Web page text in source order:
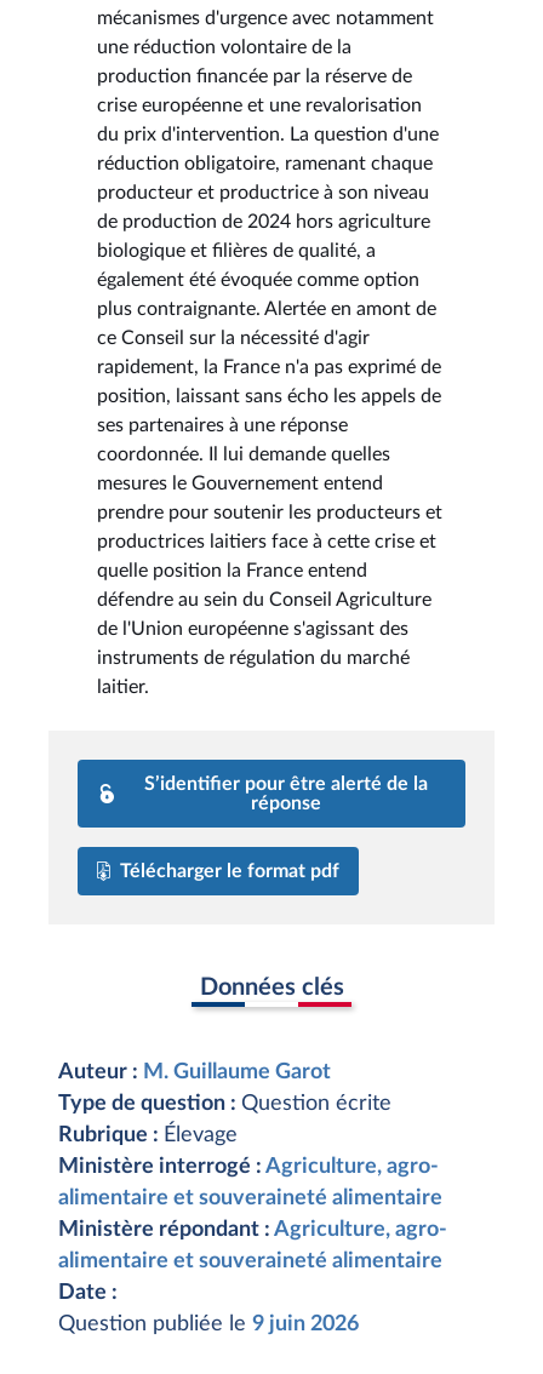
mécanismes d'urgence avec notamment
une réduction volontaire de la
production financée par la réserve de
crise européenne et une revalorisation
du prix d'intervention. La question d'une
réduction obligatoire, ramenant chaque
producteur et productrice à son niveau
de production de 2024 hors agriculture
biologique et filières de qualité, a
également été évoquée comme option
plus contraignante. Alertée en amont de
ce Conseil sur la nécessité d'agir
rapidement, la France n'a pas exprimé de
position, laissant sans écho les appels de
ses partenaires à une réponse
coordonnée. Il lui demande quelles
mesures le Gouvernement entend
prendre pour soutenir les producteurs et
productrices laitiers face à cette crise et
quelle position la France entend
défendre au sein du Conseil Agriculture
de l'Union européenne s'agissant des
instruments de régulation du marché
laitier.
S’identifier pour être alerté de la
réponse
Télécharger le format pdf
Données clés
Auteur : M. Guillaume Garot
Type de question : Question écrite
Rubrique : Élevage
Ministère interrogé : Agriculture, agro-
alimentaire et souveraineté alimentaire
Ministère répondant : Agriculture, agro-
alimentaire et souveraineté alimentaire
Date :
Question publiée le 9 juin 2026